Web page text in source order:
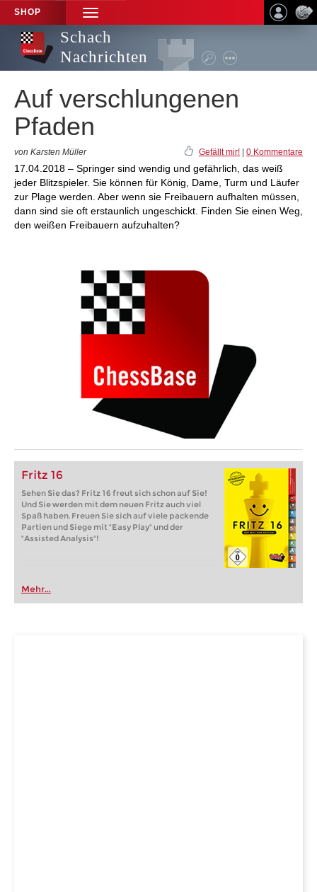
SHOP
TOGGLE
NAVIGATION
Schach
Nachrichten
Auf verschlungenen
Pfaden
von Karsten Müller Gefällt mir! 0 Kommentare
17.04.2018 – Springer sind wendig und gefährlich, das weiß
jeder Blitzspieler. Sie können für König, Dame, Turm und Läufer
zur Plage werden. Aber wenn sie Freibauern aufhalten müssen,
dann sind sie oft erstaunlich ungeschickt. Finden Sie einen Weg,
den weißen Freibauern aufzuhalten?
Fritz 16
Sehen Sie das? Fritz 16 freut sich schon auf Sie!
Und Sie werden mit dem neuen Fritz auch viel
Spaß haben. Freuen Sie sich auf viele packende
Partien und Siege mit "Easy Play" und der
"Assisted Analysis"!
Mehr...